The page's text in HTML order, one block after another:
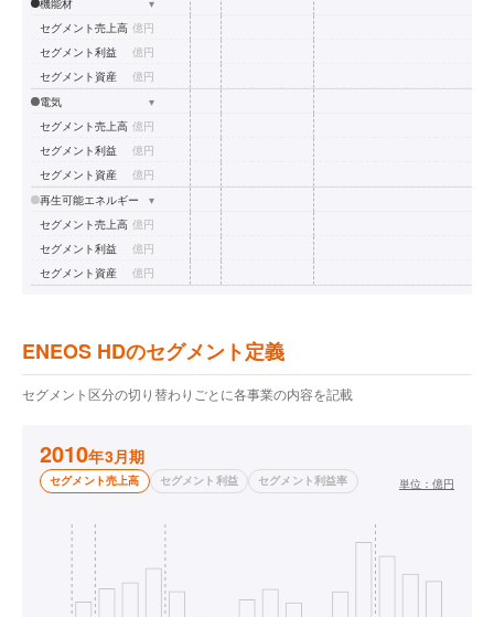
セグメント売上高 億円
セグメント利益
億円
セグメント資産
億円
電気
▾
セグメント売上高 億円
セグメント利益
億円
セグメント資産
億円
再生可能エネルギー
▾
セグメント売上高 億円
セグメント利益
億円
セグメント資産
億円
ENEOS HDのセグメント定義
セグメント区分の切り替わりごとに各事業の内容を記載
2010年3月期
セグメント売上高 セグメント利益 セグメント利益率 単位： 億円